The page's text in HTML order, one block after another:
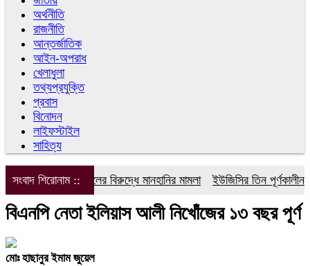
অর্থনীতি
রাজনীতি
আন্তর্জাতিক
আইন-অপরাধ
খেলাধুলা
তথ্যপ্রযুক্তি
প্রবাস
বিনোদন
লাইফস্টাইল
সাহিত্য
সংবাদ শিরোনাম ::ডিপজলের বিরুদ্ধে মানহানির মামলা ইউজিসির তিন পূর্ণকালীন
বিএনপি নেতা ইলিয়াস আলী নিখোঁজের ১৩ বছর পূর্ণ
মোঃ হাছানুর ইমাম জুয়েল